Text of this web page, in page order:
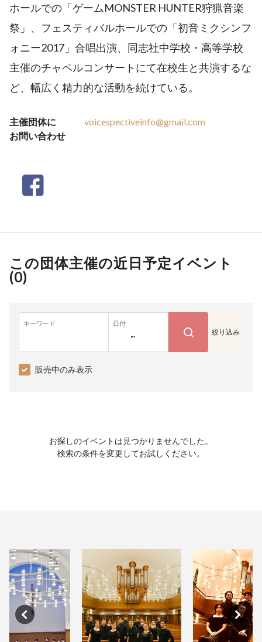
ホールでの「ゲームMONSTER HUNTER狩猟音楽
祭」、フェスティバルホールでの「初音ミクシンフ
ォニー2017」合唱出演、同志社中学校・高等学校
主催のチャペルコンサートにて在校生と共演するな
ど、幅広く精力的な活動を続けている。
主催団体に
お問い合わせ
voicespectiveinfo@gmail.com
この団体主催の近日予定イベント
(0)
キーワード 日付
~ 絞り込み
販売中のみ表示
お探しのイベントは見つかりませんでした。
検索の条件を変更してお試しください。